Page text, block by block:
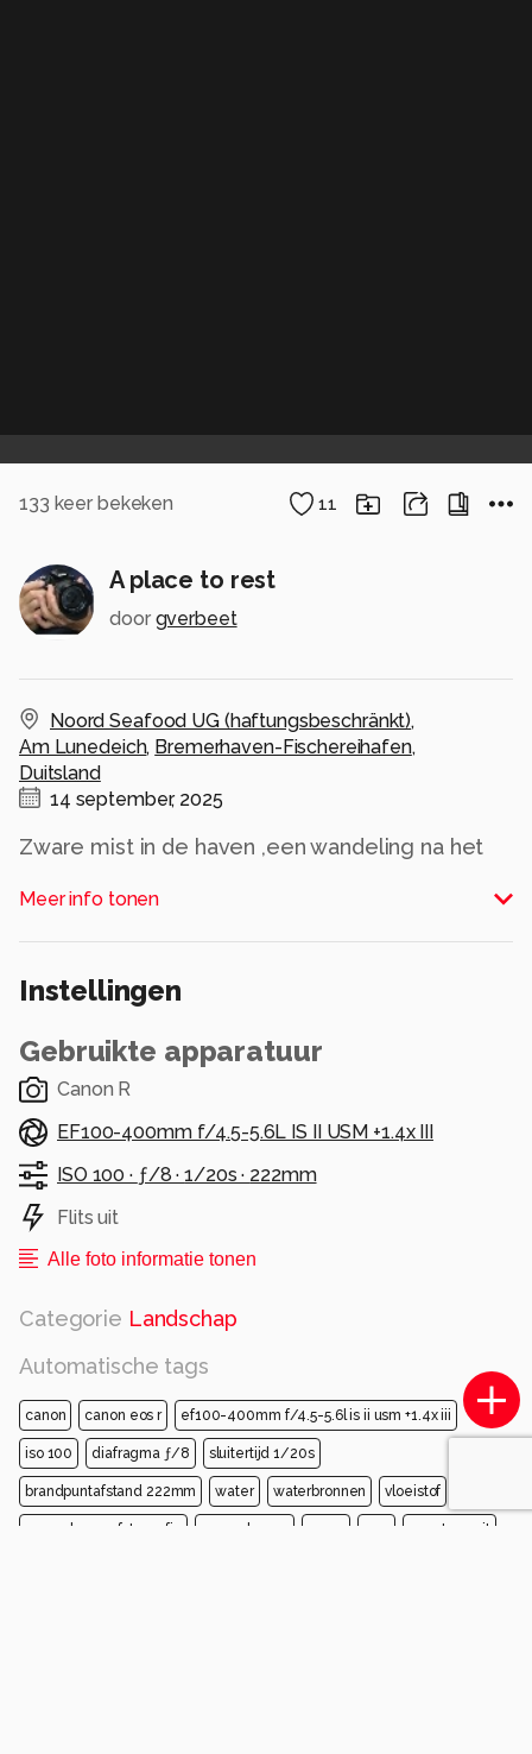
133 keer bekeken 11
A place to rest
door gverbeet
Noord Seafood UG (haftungsbeschränkt),
Am Lunedeich, Bremerhaven-Fischereihafen,
Duitsland
14 september, 2025
Zware mist in de haven ,een wandeling na het
Meer info tonen
Instellingen
Gebruikte apparatuur
Canon R
EF100-400mm f/4.5-5.6L IS II USM +1.4x III
ISO 100 · ƒ/8 ·1/20s · 222mm
Flits uit
Alle foto informatie tonen
Categorie Landschap
Automatische tags
canon canon eos r ef100-400mm f/4.5-5.6l is ii usm +1.4x iii
iso 100 diafragma ƒ/8 sluitertijd 1/20s
brandpuntafstand 222mm water waterbronnen vloeistof
monochrome fotografie monochroom zwart en wit